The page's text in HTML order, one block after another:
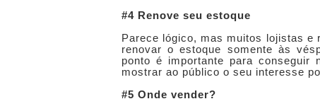
#4 Renove seu estoque
Parece lógico, mas muitos lojistas e
renovar o estoque somente às
ponto é importante para conseguir
mostrar ao público o seu interesse
#5 Onde vender?